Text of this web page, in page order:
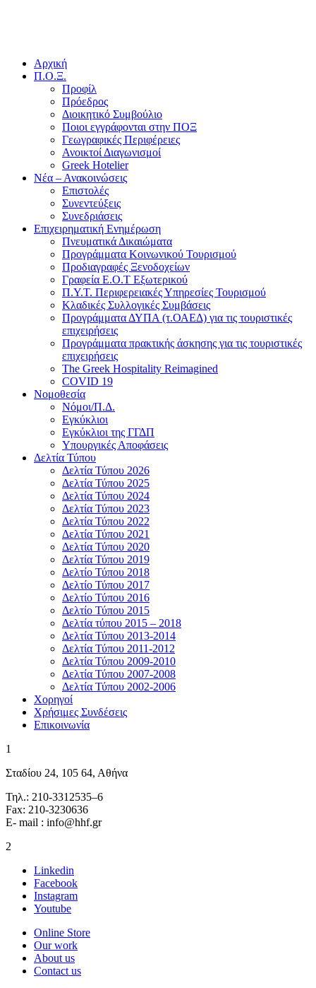
Αρχική
Π.Ο.Ξ.
Προφίλ
Πρόεδρος
Διοικητικό Συμβούλιο
Ποιοι εγγράφονται στην ΠΟΞ
Γεωγραφικές Περιφέρειες
Ανοικτοί Διαγωνισμoί
Greek Hotelier
Νέα – Ανακοινώσεις
Επιστολές
Συνεντεύξεις
Συνεδριάσεις
Επιχειρηματική Ενημέρωση
Πνευματικά Δικαιώματα
Προγράμματα Κοινωνικού Τουρισμού
Προδιαγραφές Ξενοδοχείων
Γραφεία Ε.Ο.Τ Εξωτερικού
Π.Υ.Τ. Περιφερειακές Υπηρεσίες Τουρισμού
Κλαδικές Συλλογικές Συμβάσεις
Προγράμματα ΔΥΠΑ (τ.ΟΑΕΔ) για τις τουριστικές
επιχειρήσεις
Προγράμματα πρακτικής άσκησης για τις τουριστικές
επιχειρήσεις
The Greek Hospitality Reimagined
COVID 19
Νομοθεσία
Νόμοι/Π.Δ.
Εγκύκλιοι
Εγκύκλιοι της ΓΓΔΠ
Υπουργικές Αποφάσεις
Δελτία Τύπου
Δελτία Τύπου 2026
Δελτία Τύπου 2025
Δελτία Τύπου 2024
Δελτία Τύπου 2023
Δελτία Τύπου 2022
Δελτία Τύπου 2021
Δελτία Τύπου 2020
Δελτία Τύπου 2019
Δελτίο Τύπου 2018
Δελτίο Τύπου 2017
Δελτίο Τύπου 2016
Δελτίο Τύπου 2015
Δελτία τύπου 2015 – 2018
Δελτία Τύπου 2013-2014
Δελτία Τύπου 2011-2012
Δελτία Τύπου 2009-2010
Δελτία Τύπου 2007-2008
Δελτία Τύπου 2002-2006
Χορηγοί
Χρήσιμες Συνδέσεις
Επικοινωνία
1
Σταδίου 24, 105 64, Αθήνα
Τηλ.: 210-3312535–6
Fax: 210-3230636
E- mail : info@hhf.gr
2
Linkedin
Facebook
Instagram
Youtube
Online Store
Our work
About us
Contact us